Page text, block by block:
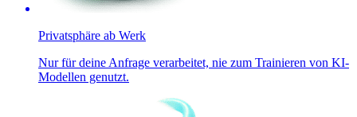
Privatsphäre ab Werk
Nur für deine Anfrage verarbeitet, nie zum Trainieren von KI-
Modellen genutzt.